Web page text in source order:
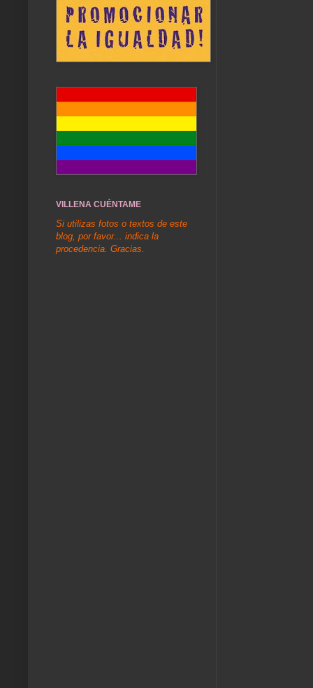
VILLENA CUÉNTAME
Si utilizas fotos o textos de este
blog, por favor... indica la
procedencia. Gracias.